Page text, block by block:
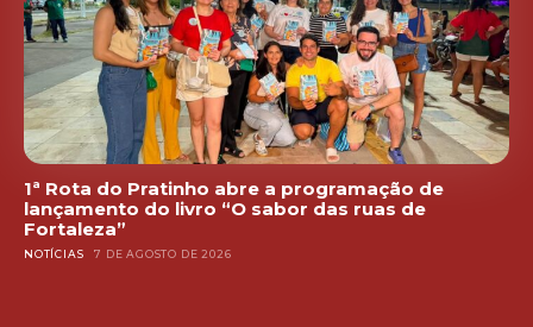
1ª Rota do Pratinho abre a programação de
lançamento do livro “O sabor das ruas de
Fortaleza”
NOTÍCIAS 7 DE AGOSTO DE 2026